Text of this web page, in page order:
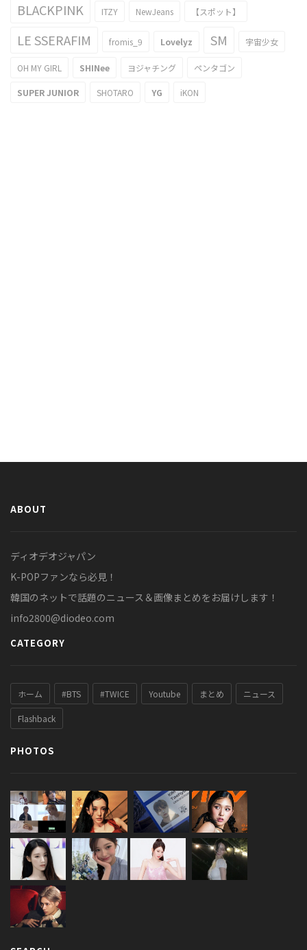
BLACKPINK ITZY NewJeans 【スポット】
LE SSERAFIM fromis_9 Lovelyz SM 宇宙少女
OH MY GIRL SHINee ヨジャチング ペンタゴン
SUPER JUNIOR SHOTARO YG iKON
ABOUT
ディオデオジャパン
K-POPファンなら必見！
韓国のネットで話題のニュース＆画像まとめをお届けします！
info2800@diodeo.com
CATEGORY
ホーム #BTS #TWICE Youtube まとめ ニュース
Flashback
PHOTOS